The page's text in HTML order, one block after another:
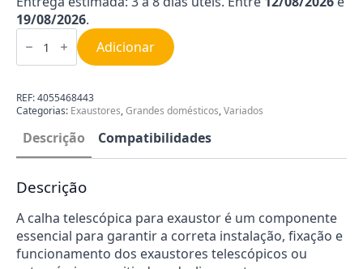
19/08/2026.
Quantidade
de
Telescópica
Exaustor
AEG
4055468443
Adicionar
REF:4055468443
Categorias: Exaustores,Grandes domésticos,Variados
Descrição Compatibilidades
Descrição
A calha telescópica para exaustor é um componente
essencial para garantir a correta instalação, fixação e
funcionamento dos exaustores telescópicos ou